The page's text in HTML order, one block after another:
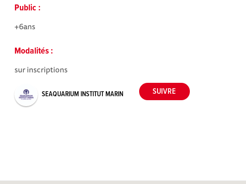
Public :
+6ans
Modalités :
sur inscriptions
SEAQUARIUM INSTITUT MARIN